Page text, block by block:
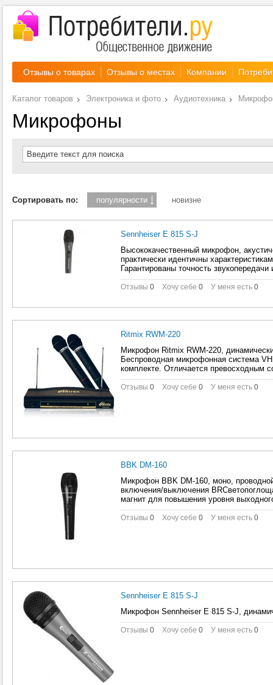
Отзывы о товарах Отзывы о местах Компании
Каталог товаров Электроника и фото Аудиотехника
Микрофоны
Введите текст для поиска
Сортировать по: популярности новизне
Sennheiser E 815 S-J
Высококачественный микрофон,
практически идентичны
Гарантированы точность
Отзывы 0 Хочу себе 0 У меня есть 0
Ritmix RWM-220
Микрофон Ritmix RWM-220,
Беспроводная микрофонная система
комплекте. Отличается превосходным
Отзывы 0 Хочу себе 0 У меня есть 0
BBK DM-160
Микрофон BBK DM-160, моно,
включения/выключения
магнит для повышения уровня
Отзывы 0 Хочу себе 0 У меня есть 0
Sennheiser E 815 S-J
Микрофон Sennheiser E 815 S-J,
Отзывы 0 Хочу себе 0 У меня есть 0